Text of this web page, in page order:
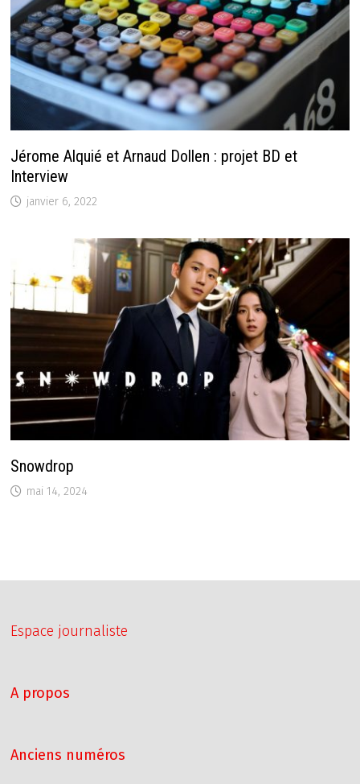
Jérome Alquié et Arnaud Dollen : projet BD et
Interview
janvier 6, 2022
Snowdrop
mai 14, 2024
Espace journaliste
A propos
Anciens numéros